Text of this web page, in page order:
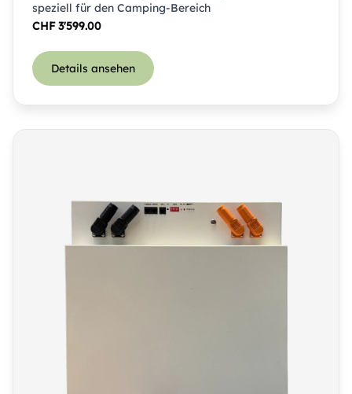
speziell für den Camping-Bereich
CHF3'599.00
Details ansehen